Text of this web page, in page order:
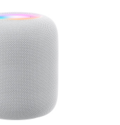
步
了
解
HomePod<